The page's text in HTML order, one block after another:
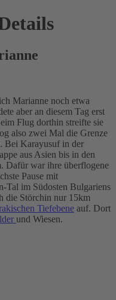
Marianne noch etwa
aber an diesem Tag erst
Flug dorthin streifte sie
also zwei Mal die Grenze
Bei Karayusuf in der
aus Asien bis in den
Dafür war ihre überflogene
Pause mit
Tal im Südosten Bulgariens
die Störchin nur 15km
Tiefebene auf. Dort
und Wiesen.